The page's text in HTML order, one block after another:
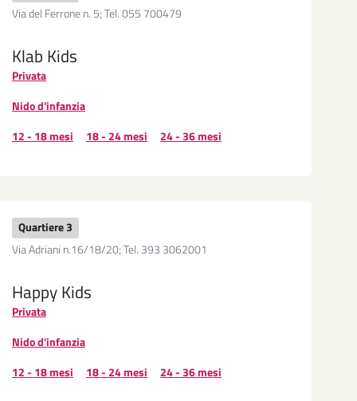
Via del Ferrone n. 5; Tel. 055 700479
Klab Kids
Privata
Nido d'infanzia
12 - 18 mesi
18 - 24 mesi 24 - 36 mesi
Quartiere 3
Via Adriani n.16/18/20; Tel. 393 3062001
Happy Kids
Privata
Nido d'infanzia
12 - 18 mesi
18 - 24 mesi 24 - 36 mesi